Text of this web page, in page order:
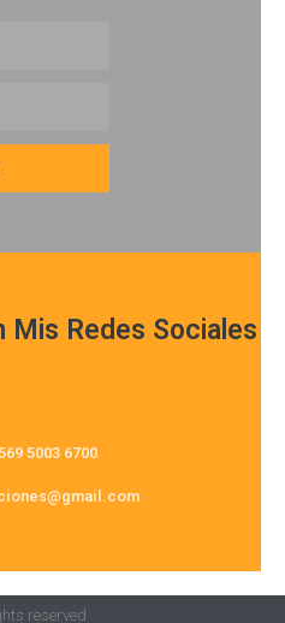
Mis Redes Sociales
5003 6700
reserved